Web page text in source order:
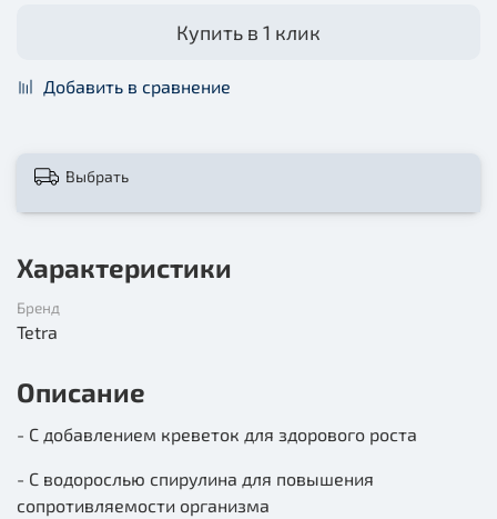
Купить в 1 клик
Добавить в сравнение
Выбрать
Характеристики
Бренд
Tetra
Описание
- С добавлением креветок для здорового роста
- С водорослью спирулина для повышения
сопротивляемости организма